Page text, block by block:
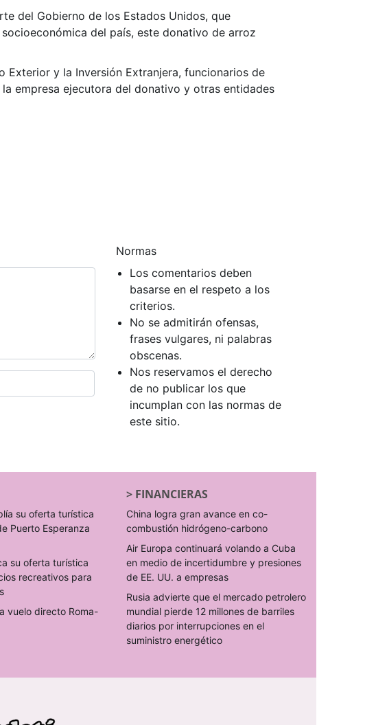
del Gobierno de los Estados Unidos, que
del país, este donativo de arroz
Exterior y la Inversión Extranjera, funcionarios de
empresa ejecutora del donativo y otras entidades
Normas
Los comentarios deben
basarse en el respeto a los
criterios.
No se admitirán ofensas,
frases vulgares, ni palabras
obscenas.
Nos reservamos el derecho
de no publicar los que
incumplan con las normas de
este sitio.
su oferta turística
Puerto Esperanza
su oferta turística
recreativos para
vuelo directo Roma-
> FINANCIERAS
China logra gran avance en co-
combustión hidrógeno-carbono
Air Europa continuará volando a Cuba
en medio de incertidumbre y presiones
de EE. UU. a empresas
Rusia advierte que el mercado petrolero
mundial pierde 12 millones de barriles
diarios por interrupciones en el
suministro energético